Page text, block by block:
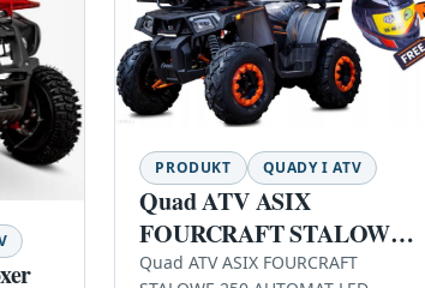
PRODUKT QUADY I ATV
Quad ATV ASIX
FOURCRAFT STALOWE
250 AUTOMAT LED
Quad ATV ASIX FOURCRAFT